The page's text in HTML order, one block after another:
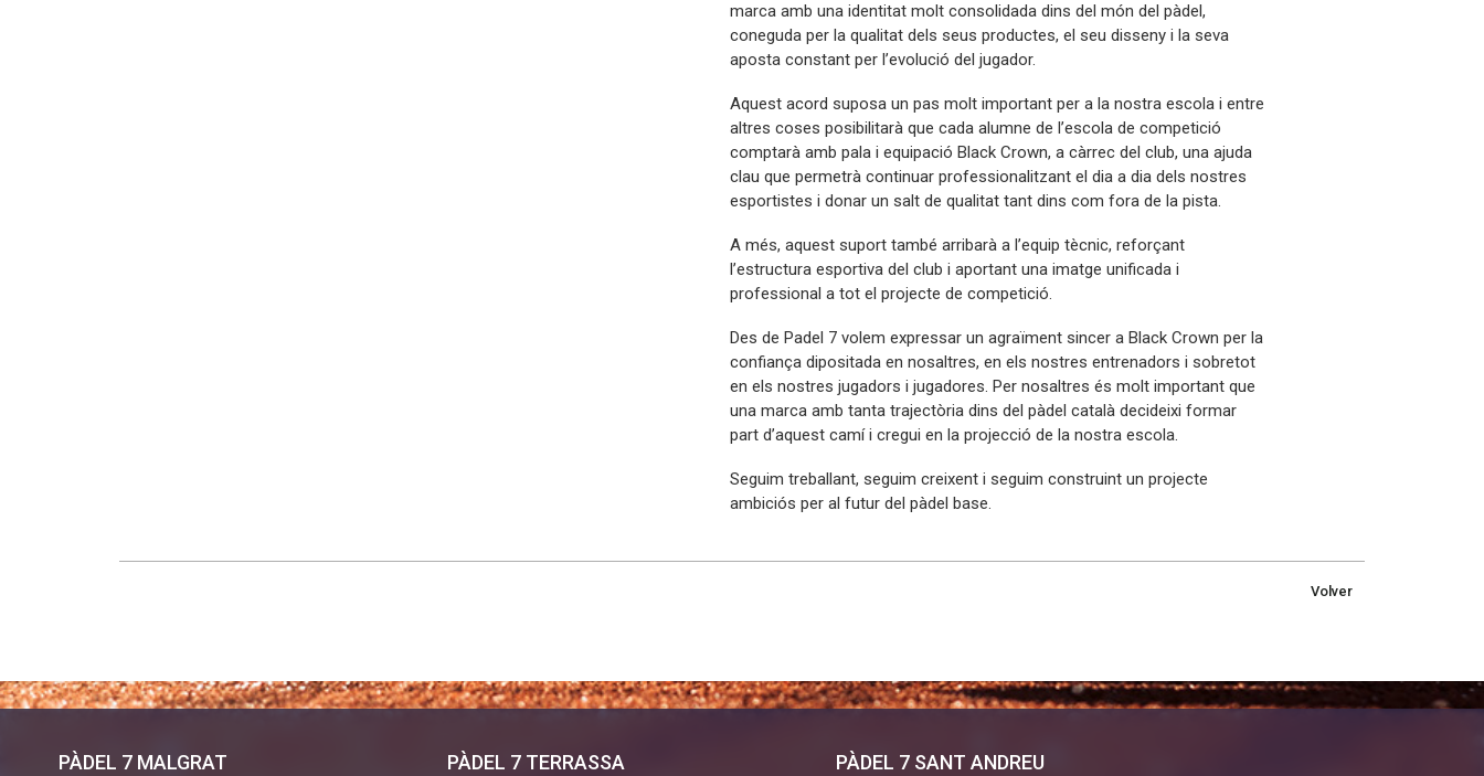
marca amb una identitat molt consolidada dins del món del pàdel,
coneguda per la qualitat dels seus productes, el seu disseny i la seva
aposta constant per l’evolució del jugador.
Aquest acord suposa un pas molt important per a la nostra escola i entre
altres coses posibilitarà que cada alumne de l’escola de competició
comptarà amb pala i equipació Black Crown, a càrrec del club, una ajuda
clau que permetrà continuar professionalitzant el dia a dia dels nostres
esportistes i donar un salt de qualitat tant dins com fora de la pista.
A més, aquest suport també arribarà a l’equip tècnic, reforçant
l’estructura esportiva del club i aportant una imatge unificada i
professional a tot el projecte de competició.
Des de Padel 7 volem expressar un agraïment sincer a Black Crown per la
confiança dipositada en nosaltres, en els nostres entrenadors i sobretot
en els nostres jugadors i jugadores. Per nosaltres és molt important que
una marca amb tanta trajectòria dins del pàdel català decideixi formar
part d’aquest camí i cregui en la projecció de la nostra escola.
Seguim treballant, seguim creixent i seguim construint un projecte
ambiciós per al futur del pàdel base.
Volver
PÀDEL 7 MALGRAT PÀDEL 7 TERRASSA PÀDEL 7 SANT ANDREU